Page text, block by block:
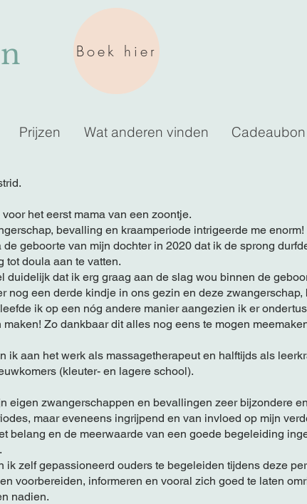
Boek hier
Prijzen Wat anderen vinden Cadeaubon
het eerst mama van een zoontje.
bevalling en kraamperiode intrigeerde me enorm!
de geboorte van mijn dochter in 2020 dat ik de sprong
tot doula aan te vatten.
duidelijk dat ik erg graag aan de slag wou binnen de
nog een derde kindje in ons gezin en deze zwangerschap,
ik op een nóg andere manier aangezien ik er
maken! Zo dankbaar dit alles nog eens te mogen
ik aan het werk als massagetherapeut en halftijds als
(kleuter- en lagere school).
eigen zwangerschappen en bevallingen zeer bijzondere en
maar eveneens ingrijpend en van invloed op mijn
belang en de meerwaarde van een goede begeleiding
ik zelf gepassioneerd ouders te begeleiden tijdens deze
voorbereiden, informeren en vooral zich goed te laten
nadien.